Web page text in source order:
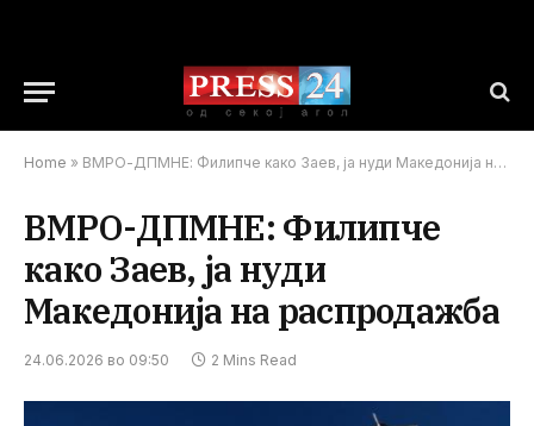
Home » ВМРО-ДПМНЕ: Филипче како Заев, ја нуди Македонија на распродажба
ВМРО-ДПМНЕ: Филипче
како Заев, ја нуди
Македонија на распродажба
24.06.2026 во 09:50 2 Mins Read